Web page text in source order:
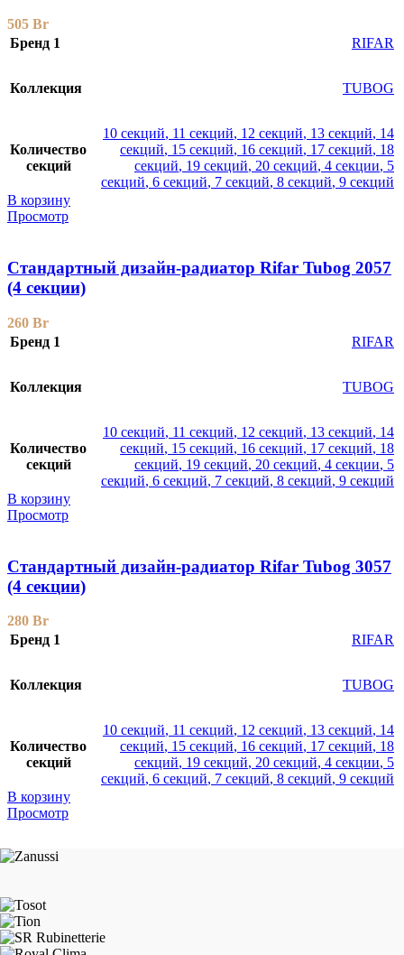
505 Br
Бренд 1
RIFAR
Коллекция TUBOG
Количество
секций
10 секций, 11 секций, 12 секций, 13 секций, 14
секций, 15 секций, 16 секций, 17 секций, 18
секций, 19 секций, 20 секций, 4 секции, 5
секций, 6 секций, 7 секций, 8 секций, 9 секций
В корзину
Просмотр
Стандартный дизайн-радиатор Rifar Tubog 2057
(4 секции)
260 Br
Бренд 1
RIFAR
Коллекция TUBOG
Количество
секций
10 секций, 11 секций, 12 секций, 13 секций, 14
секций, 15 секций, 16 секций, 17 секций, 18
секций, 19 секций, 20 секций, 4 секции, 5
секций, 6 секций, 7 секций, 8 секций, 9 секций
В корзину
Просмотр
Стандартный дизайн-радиатор Rifar Tubog 3057
(4 секции)
280 Br
Бренд 1
RIFAR
Коллекция TUBOG
Количество
секций
10 секций, 11 секций, 12 секций, 13 секций, 14
секций, 15 секций, 16 секций, 17 секций, 18
секций, 19 секций, 20 секций, 4 секции, 5
секций, 6 секций, 7 секций, 8 секций, 9 секций
В корзину
Просмотр